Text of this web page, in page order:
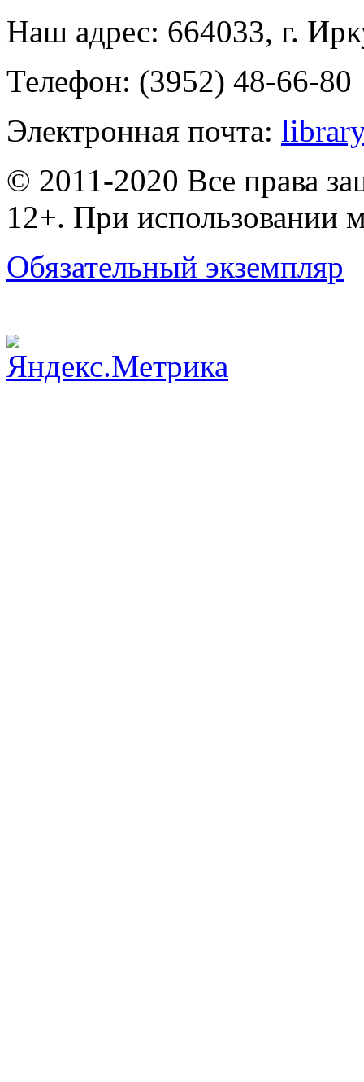
Наш адрес: 664033, г.
Телефон: (3952) 48-66-80
Электронная почта:
© 2011-2020 Все права
12+. При использовании
Обязательный экземпляр